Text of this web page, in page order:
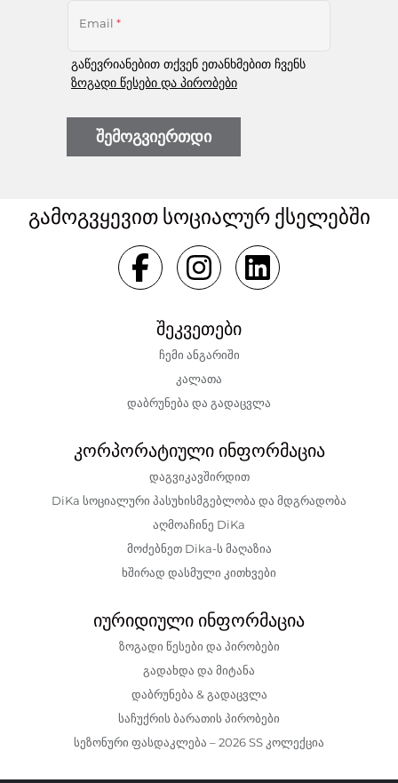
Email *
გაწევრიანებით თქვენ ეთანხმებით ჩვენს
ზოგადი წესები და პირობები
შემოგვიერთდი
გამოგვყევით სოციალურ ქსელებში
შეკვეთები
ჩემი ანგარიში
კალათა
დაბრუნება და გადაცვლა
კორპორატიული ინფორმაცია
დაგვიკავშირდით
DiKa სოციალური პასუხისმგებლობა და მდგრადობა
აღმოაჩინე DiKa
მოძებნეთ Dika-ს მაღაზია
ხშირად დასმული კითხვები
იურიდიული ინფორმაცია
ზოგადი წესები და პირობები
გადახდა და მიტანა
დაბრუნება & გადაცვლა
საჩუქრის ბარათის პირობები
სეზონური ფასდაკლება – 2026 SS კოლექცია